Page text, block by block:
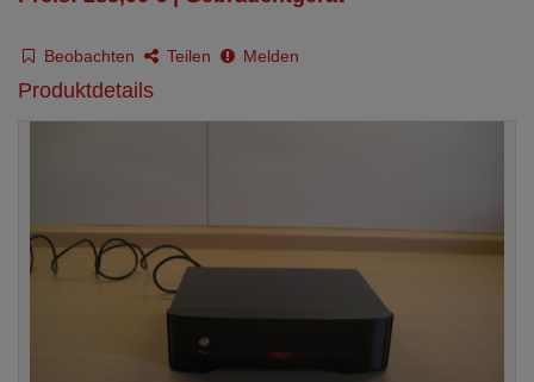
Beobachten Teilen Melden
Produktdetails